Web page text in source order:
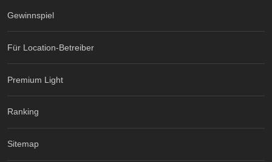
Gewinnspiel
Für Location-Betreiber
Premium Light
Ranking
Sitemap